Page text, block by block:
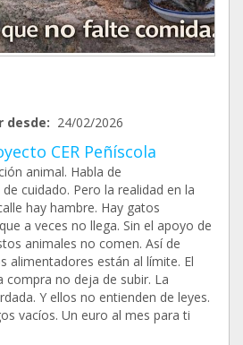
desde: 24/02/2026
CER Peñíscola
animal. Habla de
cuidado. Pero la realidad en la
hay hambre. Hay gatos
a veces no llega. Sin el apoyo de
animales no comen. Así de
alimentadores están al límite. El
compra no deja de subir. La
Y ellos no entienden de leyes.
vacíos. Un euro al mes para ti